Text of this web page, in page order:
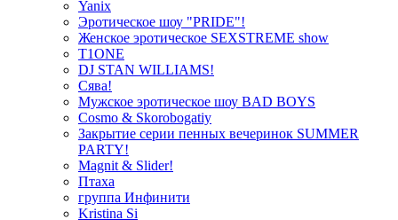
Yanix
Эротическое шоу "PRIDE"!
Женское эротическое SEXSTREME show
T1ONE
DJ STAN WILLIAMS!
Сява!
Мужское эротическое шоу BAD BOYS
Cosmo & Skorobogatiy
Закрытие серии пенных вечеринок SUMMER
PARTY!
Magnit & Slider!
Птаха
группа Инфинити
Kristina Si